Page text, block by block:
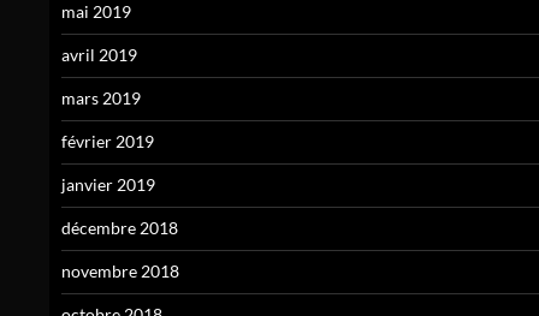
mai 2019
avril 2019
mars 2019
février 2019
janvier 2019
décembre 2018
novembre 2018